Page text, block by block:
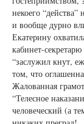
некоего
и вообще дурно
Екатерину
кабинет-
“заслужил кнут,
том, что
Жалованная
“Телесное
человеческий (а